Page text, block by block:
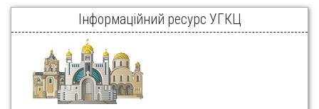
Інформаційний ресурс УГКЦ